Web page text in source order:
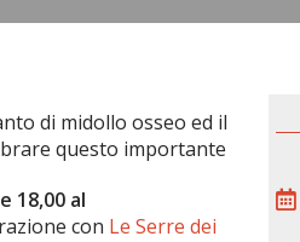
di midollo osseo ed il
questo importante
18,00 al
con Le Serre dei